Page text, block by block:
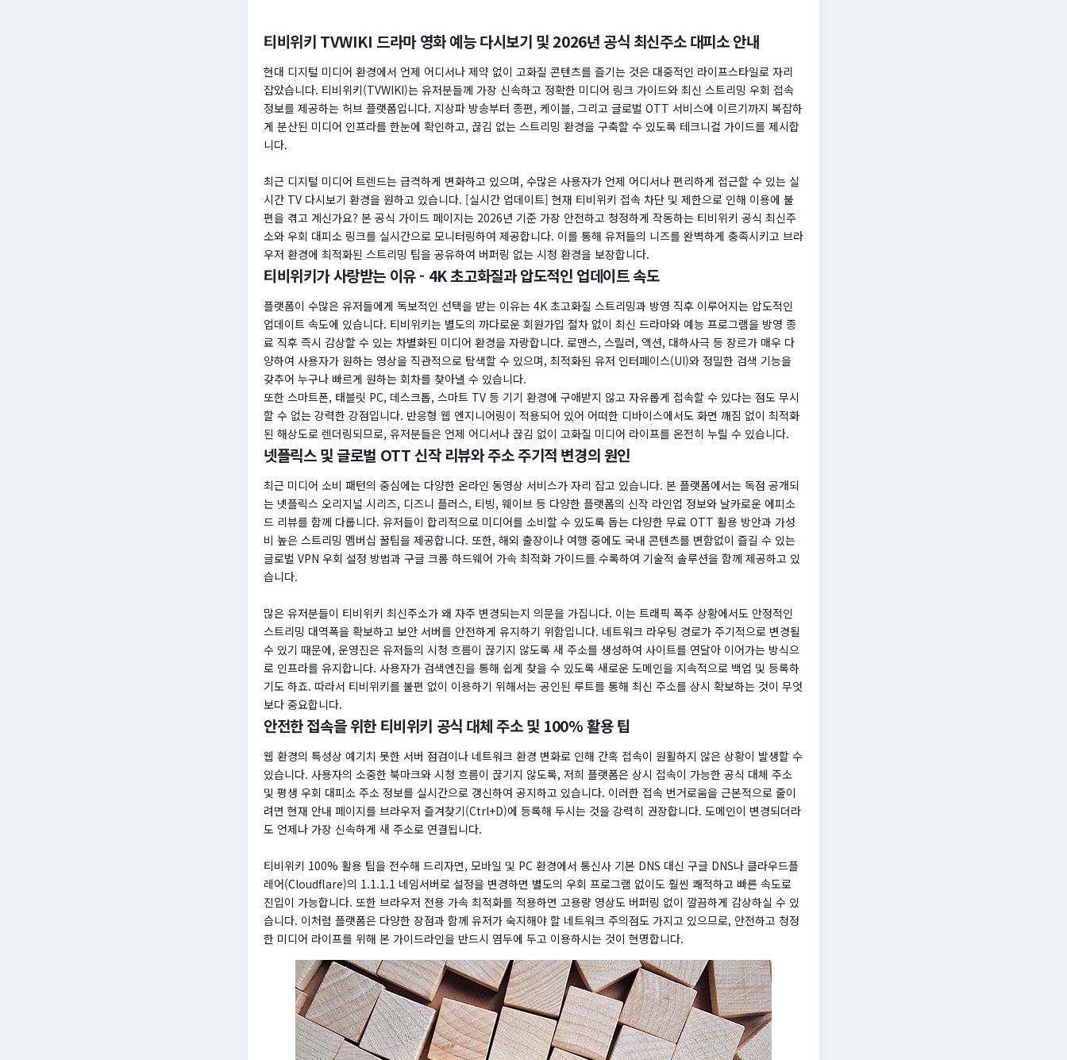
티비위키 TVWIKI 드라마 영화 예능 다시보기 및 2026년 공식 최신주소 대피소 안내
현대 디지털 미디어 환경에서 언제 어디서나 제약 없이 고화질 콘텐츠를 즐기는 것은 대중적인 라이프스타일로 자리
잡았습니다. 티비위키(TVWIKI)는 유저분들께 가장 신속하고 정확한 미디어 링크 가이드와 최신 스트리밍 우회 접속
정보를 제공하는 허브 플랫폼입니다. 지상파 방송부터 종편, 케이블, 그리고 글로벌 OTT 서비스에 이르기까지 복잡하
게 분산된 미디어 인프라를 한눈에 확인하고, 끊김 없는 스트리밍 환경을 구축할 수 있도록 테크니컬 가이드를 제시합
니다.
최근 디지털 미디어 트렌드는 급격하게 변화하고 있으며, 수많은 사용자가 언제 어디서나 편리하게 접근할 수 있는 실
시간 TV 다시보기 환경을 원하고 있습니다. [실시간 업데이트] 현재 티비위키 접속 차단 및 제한으로 인해 이용에 불
편을 겪고 계신가요? 본 공식 가이드 페이지는 2026년 기준 가장 안전하고 청정하게 작동하는 티비위키 공식 최신주
소와 우회 대피소 링크를 실시간으로 모니터링하여 제공합니다. 이를 통해 유저들의 니즈를 완벽하게 충족시키고 브라
우저 환경에 최적화된 스트리밍 팁을 공유하여 버퍼링 없는 시청 환경을 보장합니다.
티비위키가 사랑받는 이유 - 4K 초고화질과 압도적인 업데이트 속도
플랫폼이 수많은 유저들에게 독보적인 선택을 받는 이유는 4K 초고화질 스트리밍과 방영 직후 이루어지는 압도적인
업데이트 속도에 있습니다. 티비위키는 별도의 까다로운 회원가입 절차 없이 최신 드라마와 예능 프로그램을 방영 종
료 직후 즉시 감상할 수 있는 차별화된 미디어 환경을 자랑합니다. 로맨스, 스릴러, 액션, 대하사극 등 장르가 매우 다
양하여 사용자가 원하는 영상을 직관적으로 탐색할 수 있으며, 최적화된 유저 인터페이스(UI)와 정밀한 검색 기능을
갖추어 누구나 빠르게 원하는 회차를 찾아낼 수 있습니다.
또한 스마트폰, 태블릿 PC, 데스크톱, 스마트 TV 등 기기 환경에 구애받지 않고 자유롭게 접속할 수 있다는 점도 무시
할 수 없는 강력한 강점입니다. 반응형 웹 엔지니어링이 적용되어 있어 어떠한 디바이스에서도 화면 깨짐 없이 최적화
된 해상도로 렌더링되므로, 유저분들은 언제 어디서나 끊김 없이 고화질 미디어 라이프를 온전히 누릴 수 있습니다.
넷플릭스 및 글로벌 OTT 신작 리뷰와 주소 주기적 변경의 원인
최근 미디어 소비 패턴의 중심에는 다양한 온라인 동영상 서비스가 자리 잡고 있습니다. 본 플랫폼에서는 독점 공개되
는 넷플릭스 오리지널 시리즈, 디즈니 플러스, 티빙, 웨이브 등 다양한 플랫폼의 신작 라인업 정보와 날카로운 에피소
드 리뷰를 함께 다룹니다. 유저들이 합리적으로 미디어를 소비할 수 있도록 돕는 다양한 무료 OTT 활용 방안과 가성
비 높은 스트리밍 멤버십 꿀팁을 제공합니다. 또한, 해외 출장이나 여행 중에도 국내 콘텐츠를 변함없이 즐길 수 있는
글로벌 VPN 우회 설정 방법과 구글 크롬 하드웨어 가속 최적화 가이드를 수록하여 기술적 솔루션을 함께 제공하고 있
습니다.
많은 유저분들이 티비위키 최신주소가 왜 자주 변경되는지 의문을 가집니다. 이는 트래픽 폭주 상황에서도 안정적인
스트리밍 대역폭을 확보하고 보안 서버를 안전하게 유지하기 위함입니다. 네트워크 라우팅 경로가 주기적으로 변경될
수 있기 때문에, 운영진은 유저들의 시청 흐름이 끊기지 않도록 새 주소를 생성하여 사이트를 연달아 이어가는 방식으
로 인프라를 유지합니다. 사용자가 검색엔진을 통해 쉽게 찾을 수 있도록 새로운 도메인을 지속적으로 백업 및 등록하
기도 하죠. 따라서 티비위키를 불편 없이 이용하기 위해서는 공인된 루트를 통해 최신 주소를 상시 확보하는 것이 무엇
보다 중요합니다.
안전한 접속을 위한 티비위키 공식 대체 주소 및 100% 활용 팁
웹 환경의 특성상 예기치 못한 서버 점검이나 네트워크 환경 변화로 인해 간혹 접속이 원활하지 않은 상황이 발생할 수
있습니다. 사용자의 소중한 북마크와 시청 흐름이 끊기지 않도록, 저희 플랫폼은 상시 접속이 가능한 공식 대체 주소
및 평생 우회 대피소 주소 정보를 실시간으로 갱신하여 공지하고 있습니다. 이러한 접속 번거로움을 근본적으로 줄이
려면 현재 안내 페이지를 브라우저 즐겨찾기(Ctrl+D)에 등록해 두시는 것을 강력히 권장합니다. 도메인이 변경되더라
도 언제나 가장 신속하게 새 주소로 연결됩니다.
티비위키 100% 활용 팁을 전수해 드리자면, 모바일 및 PC 환경에서 통신사 기본 DNS 대신 구글 DNS나 클라우드플
레어(Cloudflare)의 1.1.1.1 네임서버로 설정을 변경하면 별도의 우회 프로그램 없이도 훨씬 쾌적하고 빠른 속도로
진입이 가능합니다. 또한 브라우저 전용 가속 최적화를 적용하면 고용량 영상도 버퍼링 없이 깔끔하게 감상하실 수 있
습니다. 이처럼 플랫폼은 다양한 장점과 함께 유저가 숙지해야 할 네트워크 주의점도 가지고 있으므로, 안전하고 청정
한 미디어 라이프를 위해 본 가이드라인을 반드시 염두에 두고 이용하시는 것이 현명합니다.